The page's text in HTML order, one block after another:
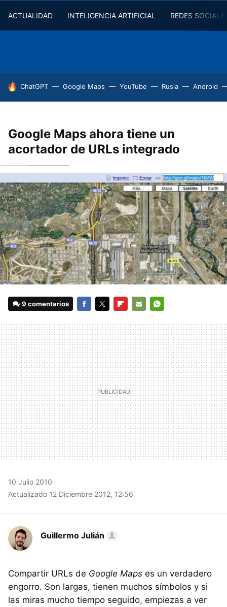
ACTUALIDAD INTELIGENCIA ARTIFICIAL REDES
HOY SE HABLA DE
ChatGPT Google Maps YouTube Rusia Android
Google Maps ahora tiene un
acortador de URLs integrado
9 comentarios
MAIL
10 Julio 2010
Actualizado 12 Diciembre 2012, 12:56
Guillermo Julián
Compartir URLs de Google Maps es un verdadero
engorro. Son largas, tienen muchos símbolos y si
las miras mucho tiempo seguido, empiezas a ver